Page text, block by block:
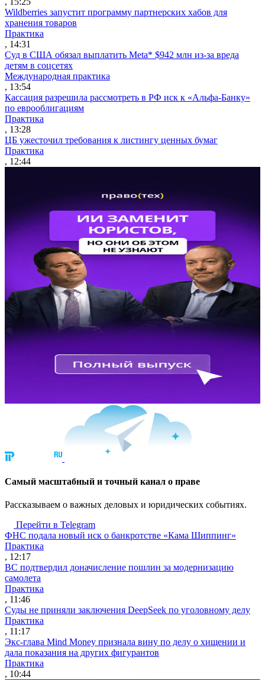
Wildberries запустит программу партнерских хабов для
хранения товаров
Практика
, 14:31
Суд в США обязал выплатить Meta* $942 млн из-за вреда
детям в соцсетях
Международная практика
, 13:54
Кассация разрешила рассмотреть в РФ иск к «Альфа-Банку»
по еврооблигациям
Практика
, 13:28
ЦБ ужесточил требования к листингу ценных бумаг
Практика
, 12:44
Cамый масштабный и точный канал о праве
Рассказываем о важных деловых и юридических событиях.
Перейти в Telegram
ФНС подала новый иск о банкротстве «Кама Шиппинг»
Практика
, 12:17
ВС подтвердил доначисление пошлин за модернизацию
самолета
Практика
, 11:46
Суды не приняли заключения DeepSeek по уголовному делу
Практика
, 11:17
Экс-глава Mind Money признала вину по делу о хищении и
дала показания на других фигурантов
Практика
, 10:44